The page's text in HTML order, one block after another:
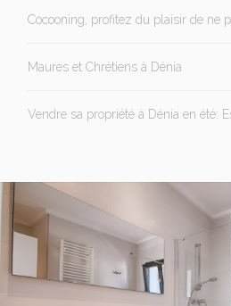
Cocooning, profitez du plaisir de ne
Maures et Chrétiens à Dénia
Vendre sa propriété à Dénia en été: